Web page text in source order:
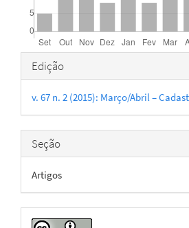
Detalhes
do
artigo
Edição
v. 67 n. 2 (2015): Março/Abril –
Seção
Artigos